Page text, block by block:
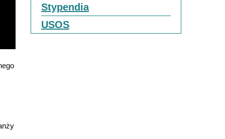
Stypendia
USOS